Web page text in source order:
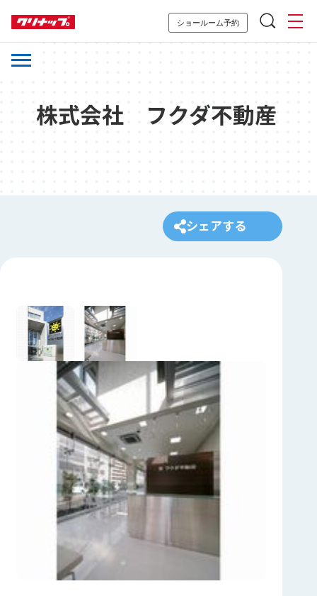
ショールーム予約
株式会社 フクダ不動産
シェアする